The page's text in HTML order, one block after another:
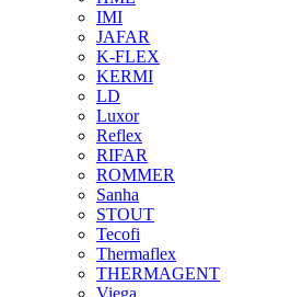
IMI
JAFAR
K-FLEX
KERMI
LD
Luxor
Reflex
RIFAR
ROMMER
Sanha
STOUT
Tecofi
Thermaflex
THERMAGENT
Viega